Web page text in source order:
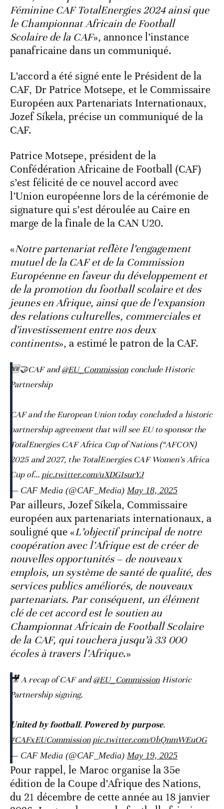
Féminine CAF TotalEnergies 2024 ainsi que
le Championnat Africain de Football
Scolaire de la CAF», annonce l’instance
panafricaine dans un communiqué.
L’accord a été signé ente le Président de la
CAF, Dr Patrice Motsepe, et le Commissaire
Européen aux Partenariats Internationaux,
Jozef Síkela, précise un communiqué de la
CAF.
Patrice Motsepe, président de la
Confédération Africaine de Football (CAF)
s’est félicité de ce nouvel accord avec
l’Union européenne lors de la cérémonie de
signature qui s’est déroulée au Caire en
marge de la finale de la CAN U20.
«Notre partenariat reflète l’engagement
mutuel de la CAF et de la Commission
Européenne en faveur du développement et
de la promotion du football scolaire et des
jeunes en Afrique, ainsi que de l’expansion
des relations culturelles, commerciales et
d’investissement entre nos deux
continents», a estimé le patron de la CAF.
🆕🤝CAF and@EU_Commissionconclude Historic
Partnership
CAF and the European Union today concluded a historic
partnership agreement that will see EU to sponsor the
TotalEnergies CAF Africa Cup of Nations (“AFCON)
2025 and 2027, the TotalEnergies CAF Women’s Africa
Cup of… pic.twitter.com/uXDGIsurYJ
— CAF Media (@CAF_Media) May 18, 2025
Par ailleurs, Jozef Síkela, Commissaire
européen aux partenariats internationaux, a
souligné que «L’objectif principal de notre
coopération avec l’Afrique est de créer de
nouvelles opportunités – de nouveaux
emplois, un système de santé de qualité, des
services publics améliorés, de nouveaux
partenariats. Par conséquent, un élément
clé de cet accord est le soutien au
Championnat Africain de Football Scolaire
de la CAF, qui touchera jusqu’à 33 000
écoles à travers l’Afrique.»
🎥 A recap of CAF and@EU_CommissionHistoric
Partnership signing.
𝐔𝐧𝐢𝐭𝐞𝐝 𝐛𝐲 𝐟𝐨𝐨𝐭𝐛𝐚𝐥𝐥. 𝐏𝐨𝐰𝐞𝐫𝐞𝐝 𝐛𝐲 𝐩𝐮𝐫𝐩𝐨𝐬𝐞.
#CAFxEUCommission pic.twitter.com/0bQnmWEuOG
— CAF Media (@CAF_Media) May 19, 2025
Pour rappel, le Maroc organise la 35e
édition de la Coupe d’Afrique des Nations,
du 21 décembre de cette année au 18 janvier